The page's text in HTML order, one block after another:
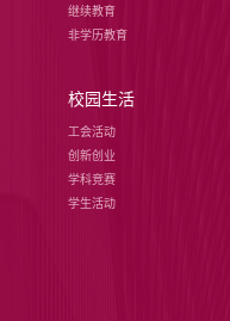
继续教育
非学历教育
校园生活
工会活动
创新创业
学科竞赛
学生活动